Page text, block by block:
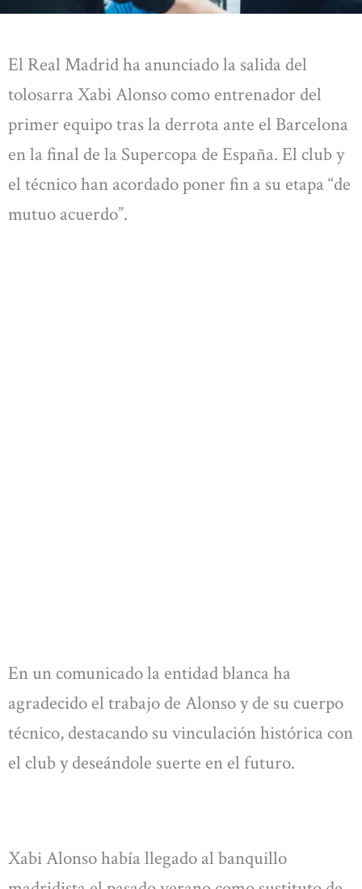
El Real Madrid ha anunciado la salida del
tolosarra Xabi Alonso como entrenador del
primer equipo tras la derrota ante el Barcelona
en la final de la Supercopa de España. El club y
el técnico han acordado poner fin a su etapa “de
mutuo acuerdo”.
En un comunicado la entidad blanca ha
agradecido el trabajo de Alonso y de su cuerpo
técnico, destacando su vinculación histórica con
el club y deseándole suerte en el futuro.
Xabi Alonso había llegado al banquillo